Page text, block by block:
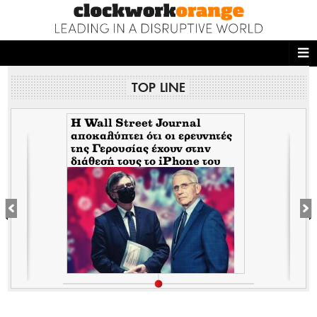
NEWS DESK
THE ONES WHO DO
MAGAZINE
TOP LINE
H Wall Street Journal
αποκαλύπτει ότι οι ερευνητές
της Γερουσίας έχουν στην
διάθεσή τους το iPhone του
Tony Fauci από την περίοδο
της πανδημίας. Τι σημαίνει
αυτό για τον εμπλεκόμενο
Σωτήρη Τσιόδρα